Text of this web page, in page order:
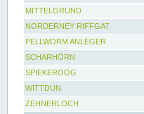
MITTELGRUND
NORDERNEY RIFFGAT
PELLWORM ANLEGER
SCHARHÖRN
SPIEKEROOG
WITTDÜN
ZEHNERLOCH